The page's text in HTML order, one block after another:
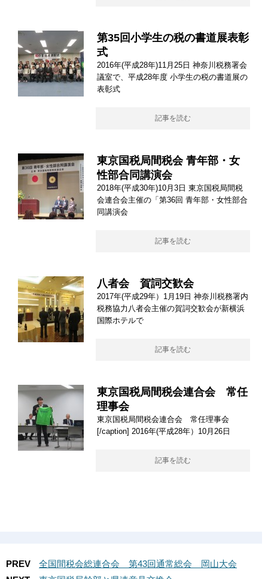
第35回小学生の税の書道展表彰
式
2016年(平成28年)11月25日 神奈川税務署会
議室で、平成28年度 小学生の税の書道展の
表彰式
記事を読む
東京国税局間税会 青年部・女
性部合同講演会
2018年(平成30年)10月3日 東京国税局間税
会連合会主催の「第36回 青年部・女性部合
同講演会
記事を読む
八者会 賀詞交歓会
2017年(平成29年）1月19日 神奈川税務署内
税務協力八者会主催の賀詞交歓会が新横浜
国際ホテルで
記事を読む
東京国税局間税会連合会 常任
理事会
東京国税局間税会連合会 常任理事会
[/caption] 2016年(平成28年）10月26日
記事を読む
PREV
全国間税会総連合会 第43回通常総会 岡山大会